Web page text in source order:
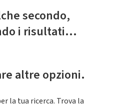
secondo,
i risultati...
altre opzioni.
la tua ricerca. Trova la